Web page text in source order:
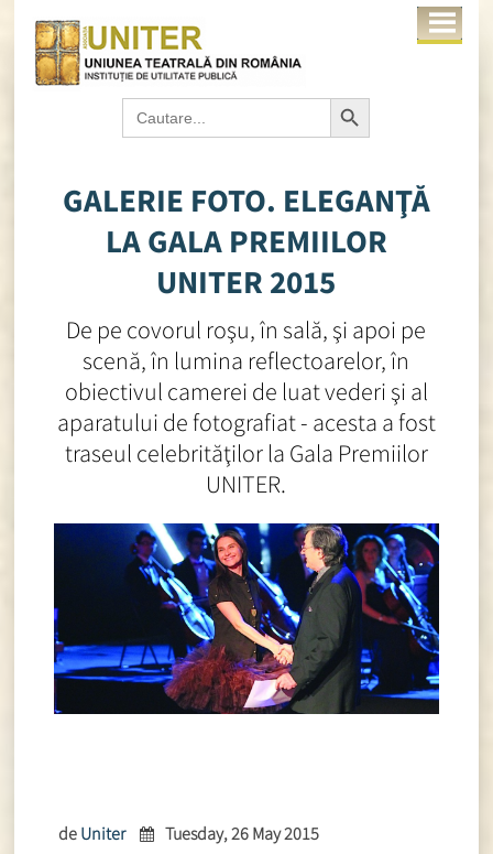
Search
for:
Search Button
GALERIE FOTO. ELEGANŢĂ
LA GALA PREMIILOR
UNITER 2015
De pe covorul roşu, în sală, şi apoi pe
scenă, în lumina reflectoarelor, în
obiectivul camerei de luat vederi şi al
aparatului de fotografiat - acesta a fost
traseul celebrităţilor la Gala Premiilor
UNITER.
de Uniter Tuesday, 26 May 2015